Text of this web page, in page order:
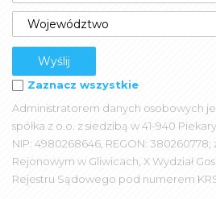
Zaznacz wszystkie
Administratorem danych osobowych
spółka z o.o. z siedzibą w 41-940
NIP: 4980268646, REGON:
Rejonowym w Gliwicach, X Wydział
Rejestru Sądowego pod numerem